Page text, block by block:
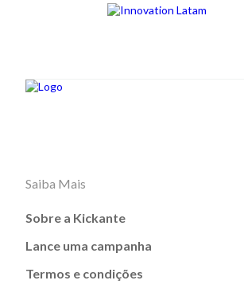
Saiba Mais
Sobre a Kickante
Lance uma campanha
Termos e condições